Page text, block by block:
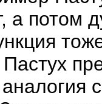
а потом